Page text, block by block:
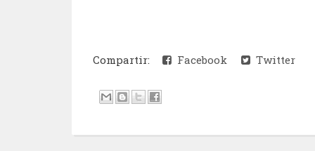
Compartir: Facebook Twitter